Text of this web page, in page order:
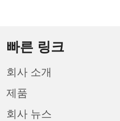
빠른 링크
회사 소개
제품
회사 뉴스